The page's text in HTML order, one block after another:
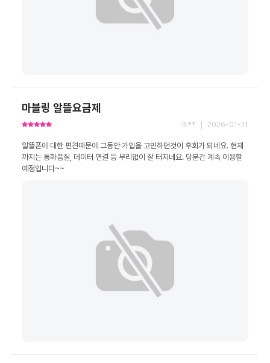
마블링 알뜰요금제
조** ｜ 2026-01-11
알뜰폰에 대한 편견때문에 그동안 가입을 고민하던것이 후회가 되네요. 현재
까지는 통화품질, 데이터 연결 등 무리없이 잘 터지네요. 당분간 계속 이용할
예정입니다~~